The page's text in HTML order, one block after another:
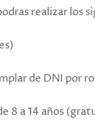
realizar los
de DNI por
8 a 14 años